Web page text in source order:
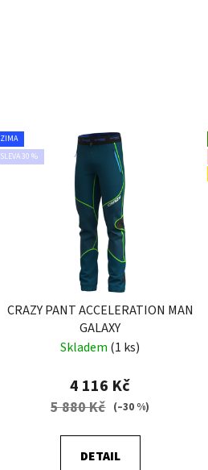
ZIMA
SLEVA 30 %
CRAZY PANT ACCELERATION MAN
GALAXY
Skladem (1 ks)
4 116 Kč
5 880 Kč (–30 %)
DETAIL